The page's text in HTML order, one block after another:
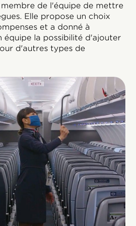
de l'équipe de mettre
Elle propose un choix
et a donné à
équipe la possibilité d'ajouter
d'autres types de